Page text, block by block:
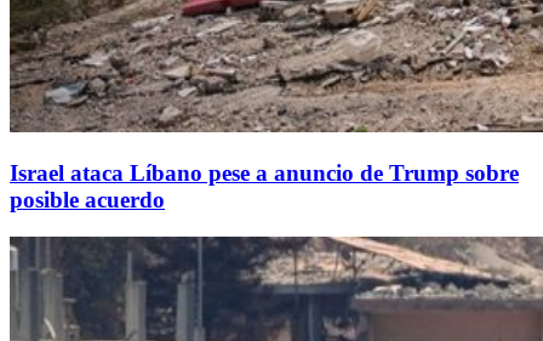
Israel ataca Líbano pese a anuncio de Trump sobre
posible acuerdo